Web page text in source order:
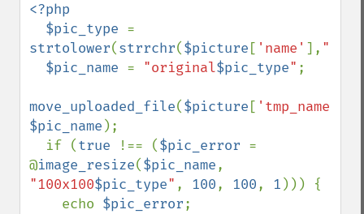
<?php
  $pic_type
strtolower(strrchr($picture [ 'name' ], "."
$pic_name = "original$pic_type" ;
move_uploaded_file($picture [ 'tmp_name'
$pic_name );
  if (
true !== ($pic_error =
@image_resize($pic_name
"100x100$pic_type" , 100, 100, 1 ))) {
    echo
$pic_error;